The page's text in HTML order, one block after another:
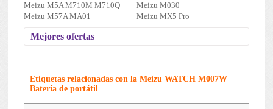
Meizu M5A M710M M710Q
Meizu M030
Meizu M57A MA01
Meizu MX5 Pro
Mejores ofertas
Etiquetas relacionadas con la Meizu WATCH M007W
Batería de portátil